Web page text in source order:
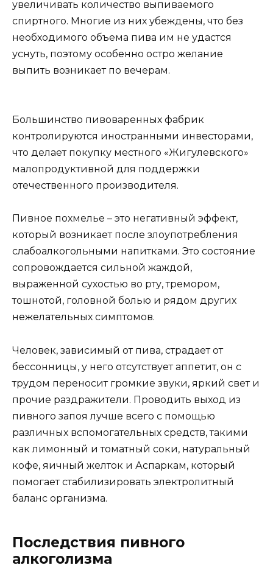
увеличивать количество выпиваемого
спиртного. Многие из них убеждены, что без
необходимого объема пива им не удастся
уснуть, поэтому особенно остро желание
выпить возникает по вечерам.
Большинство пивоваренных фабрик
контролируются иностранными инвесторами,
что делает покупку местного «Жигулевского»
малопродуктивной для поддержки
отечественного производителя.
Пивное похмелье – это негативный эффект,
который возникает после злоупотребления
слабоалкогольными напитками. Это состояние
сопровождается сильной жаждой,
выраженной сухостью во рту, тремором,
тошнотой, головной болью и рядом других
нежелательных симптомов.
Человек, зависимый от пива, страдает от
бессонницы, у него отсутствует аппетит, он с
трудом переносит громкие звуки, яркий свет и
прочие раздражители. Проводить выход из
пивного запоя лучше всего с помощью
различных вспомогательных средств, такими
как лимонный и томатный соки, натуральный
кофе, яичный желток и Аспаркам, который
помогает стабилизировать электролитный
баланс организма.
Последствия пивного
алкоголизма